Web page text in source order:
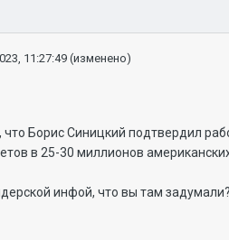
11:27:49 (изменено)
Борис Синицкий подтвердил
в 25-30 миллионов
инфой, что вы там